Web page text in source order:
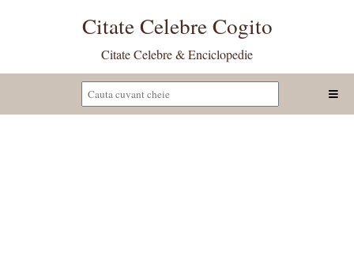
Citate Celebre Cogito
Citate Celebre & Enciclopedie